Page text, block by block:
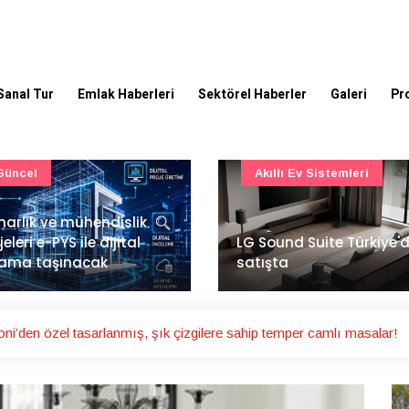
Tur Emlak Haberleri Sektörel Haberler Galeri
Suite Türkiye'de
Ev Sistemleri
İstanbul Havalimanı'nın
ana pistinde sona doğru
Ulaşım
özel tasarlanmış, şık çizgilere sahip temper camlı masalar!